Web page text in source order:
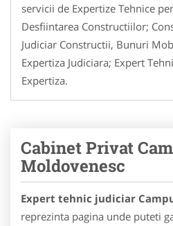
servicii de Expertize Tehnice
Desfiintarea Constructiilor;
Judiciar Constructii, Bunuri
Expertiza Judiciara; Expert
Expertiza.
Cabinet Privat
Moldovenesc
Expert tehnic judiciar
reprezinta pagina unde puteti